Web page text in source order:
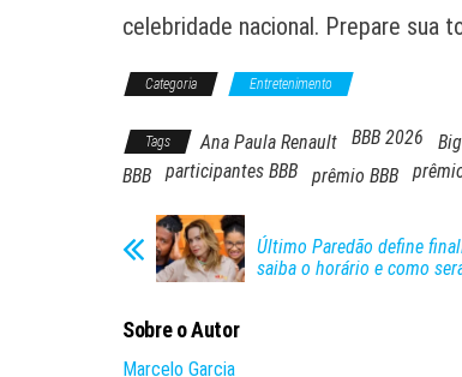
celebridade nacional. Prepare sua
Categoria Entretenimento
Tags Ana Paula Renault BBB 2026
BBB
participantes BBB prêmio BBB
Último Paredão define
saiba o horário e como
Sobre o Autor
Marcelo Garcia